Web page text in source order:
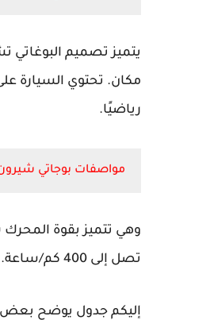
يتميز تصميم البوغاتي
مكان. تحتوي السيارة
رياضيًا.
مواصفات بوجاتي
تصل إلى 400 كم/ساعة. كما أنها مزودة بنظام الدفع الرباعي وناقل حركة أوتوماتيكي بـ 7 سرعات.
إليكم جدول يوضح بعض